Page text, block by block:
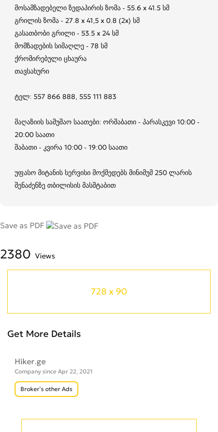
მოსამზადებელი ზედაპირის ზომა - 55.6 x 41.5 სმ
გრილის ზომა - 27.8 x 41,5 x 0.8 (2x) სმ
გასათბობი გრილი - 53.5 x 24 სმ
მომზადების სიმაღლე - 78 სმ
ქრომირებული ცხაურა
თავსახური
ტელ: 557 866 888, 555 111 883
მაღაზიის სამუშაო საათები: ორშაბათი - პარასკევი 10:00 -
20:00 საათი
შაბათი - კვირა 10:00 - 19:00 საათი
უფასო მიტანის სერვისი მოქმედებს მინიმუმ 250 ლარის
შენაძენზე თბილისის მასშტაბით
Save as PDF
2380 Views
728 x 90
Get More Details
Hiker.ge
Company since Apr 22, 2021
Broker’s other Ads